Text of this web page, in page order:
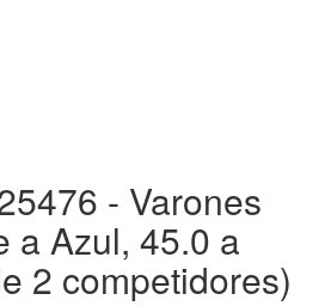
- Varones
a Azul, 45.0 a
2 competidores)